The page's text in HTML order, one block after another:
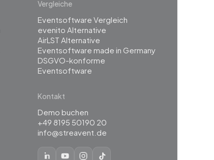
Vergleiche
Eventsoftware Vergleich
evenito Alternative
AirLST Alternative
Eventsoftware made in Germany
DSGVO-konforme
Eventsoftware
Kontakt
Demo buchen
+49 8195 50190 20
info@streavent.de